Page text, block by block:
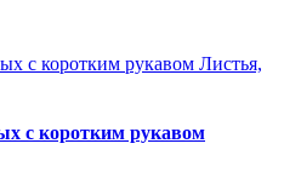
с коротким рукавом